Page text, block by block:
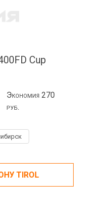
Cup
Экономия 270
руб.
TIROL